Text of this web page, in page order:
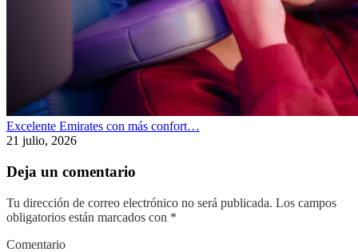
Excelente Emirates con más confort…
21 julio, 2026
Deja un comentario
Tu dirección de correo electrónico no será publicada. Los campos
obligatorios están marcados con *
Comentario